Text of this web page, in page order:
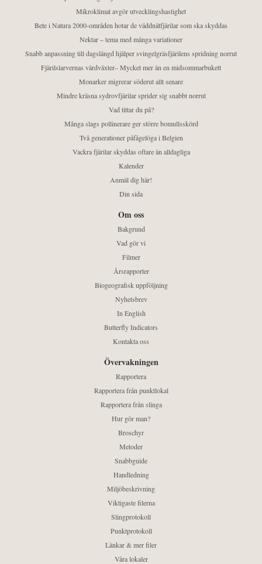
Mikroklimat avgör utvecklingshastighet
Bete i Natura 2000-områden hotar de väddnätfjärilar som ska skyddas
Nektar – tema med många variationer
Snabb anpassning till dagslängd hjälper svingelgräsfjärilens spridning norrut
Fjärilslarvernas värdväxter– Mycket mer än en midsommarbukett
Monarker migrerar söderut allt senare
Mindre kräsna sydrovfjärilar sprider sig snabbt norrut
Vad tittar du på?
Många slags pollinerare ger större bomullsskörd
Två generationer påfågelöga i Belgien
Vackra fjärilar skyddas oftare än alldagliga
Kalender
Anmäl dig här!
Din sida
Om oss
Bakgrund
Vad gör vi
Filmer
Årsrapporter
Biogeografisk uppföljning
Nyhetsbrev
In English
Butterfly Indicators
Kontakta oss
Övervakningen
Rapportera
Rapportera från punktlokal
Rapportera från slinga
Hur gör man?
Broschyr
Metoder
Snabbguide
Handledning
Miljöbeskrivning
Viktigaste filerna
Slingprotokoll
Punktprotokoll
Länkar & mer filer
Våra lokaler